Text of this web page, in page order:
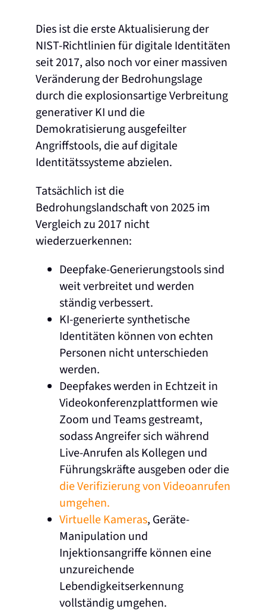
Dies ist die erste Aktualisierung der
NIST-Richtlinien für digitale Identitäten
seit 2017, also noch vor einer massiven
Veränderung der Bedrohungslage
durch die explosionsartige Verbreitung
generativer KI und die
Demokratisierung ausgefeilter
Angriffstools, die auf digitale
Identitätssysteme abzielen.
Tatsächlich ist die
Bedrohungslandschaft von 2025 im
Vergleich zu 2017 nicht
wiederzuerkennen:
Deepfake-Generierungstools sind
weit verbreitet und werden
ständig verbessert.
KI-generierte synthetische
Identitäten können von echten
Personen nicht unterschieden
werden.
Deepfakes werden in Echtzeit in
Videokonferenzplattformen wie
Zoom und Teams gestreamt,
sodass Angreifer sich während
Live-Anrufen als Kollegen und
Führungskräfte ausgeben oder die
die Verifizierung von Videoanrufen
umgehen.
Virtuelle Kameras, Geräte-
Manipulation und
Injektionsangriffe können eine
unzureichende
Lebendigkeitserkennung
vollständig umgehen.